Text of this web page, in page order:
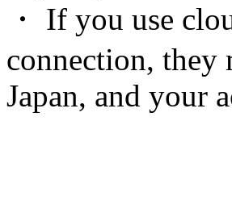
・ If you use
connection, they
Japan, and your